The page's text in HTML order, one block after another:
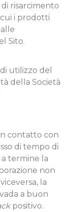
risarcimento
i prodotti
Sito.
utilizzo del
della Società
contatto con
di tempo di
termine la
non
la
a buon
positivo.